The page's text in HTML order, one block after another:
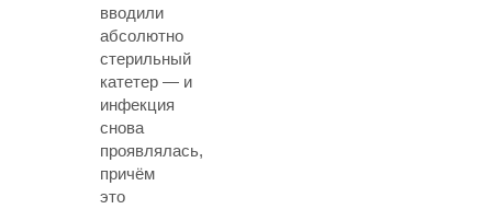
вводили
абсолютно
стерильный
катетер — и
инфекция
снова
проявлялась,
причём
это